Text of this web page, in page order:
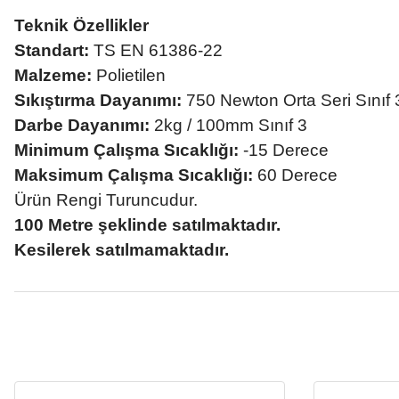
Teknik Özellikler
Standart: TS EN 61386-22
Malzeme: Polietilen
Sıkıştırma Dayanımı: 750 Newton Orta Seri Sınıf
Darbe Dayanımı: 2kg / 100mm Sınıf 3
Minimum Çalışma Sıcaklığı: -15 Derece
Maksimum Çalışma Sıcaklığı: 60 Derece
Ürün Rengi Turuncudur.
100 Metre şeklinde satılmaktadır.
Kesilerek satılmamaktadır.